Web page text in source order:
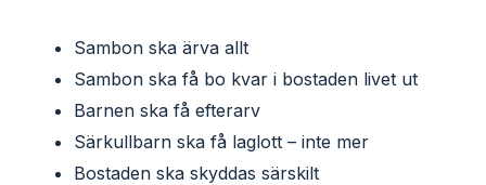
Sambon ska ärva allt
Sambon ska få bo kvar i bostaden livet ut
Barnen ska få efterarv
Särkullbarn ska få laglott – inte mer
Bostaden ska skyddas särskilt